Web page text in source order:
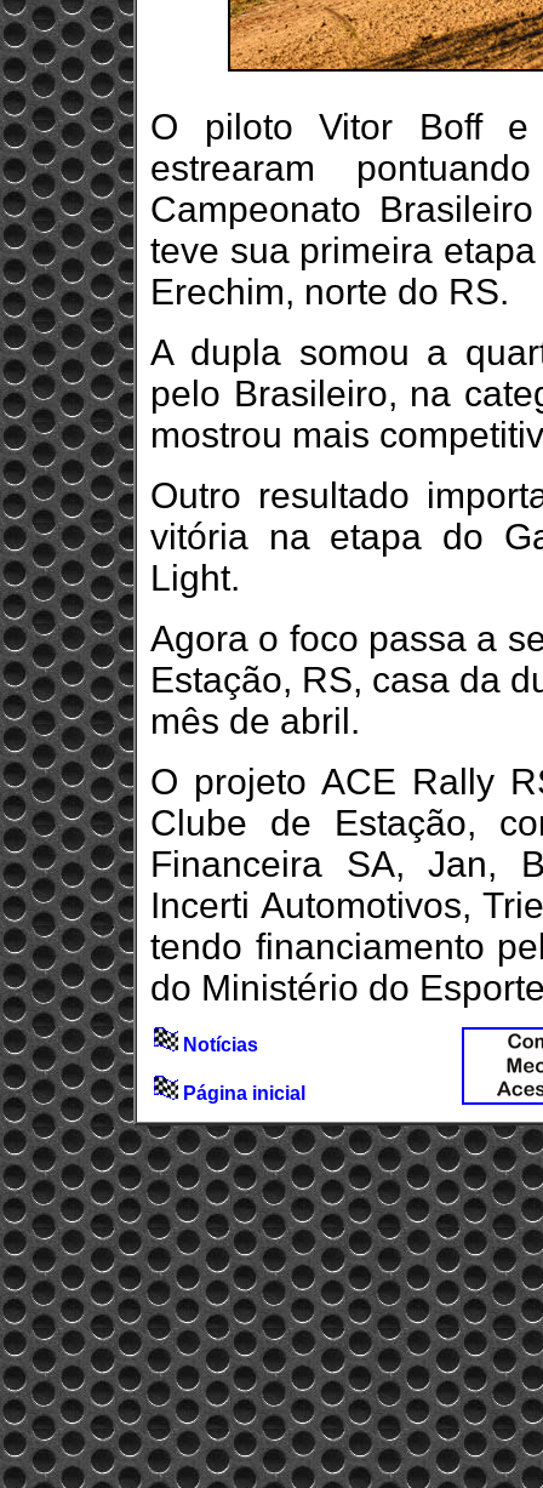
O piloto Vitor Boff e
estrearam
Campeonato
teve sua primeira
Erechim, norte do RS.
A dupla somou a
pelo Brasileiro, na
mostrou mais
Outro resultado
vitória na etapa do
Light.
Agora o foco passa a
Estação, RS, casa da
mês de abril.
O projeto ACE Rally
Clube de Estação,
Financeira SA, Jan,
Incerti Automotivos,
tendo financiamento
do Ministério do
Notícias
Página inicial